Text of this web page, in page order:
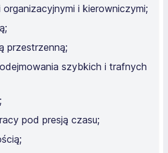
organizacyjnymi i kierowniczymi;
przestrzenną;
szybkich i trafnych
pod presją czasu;